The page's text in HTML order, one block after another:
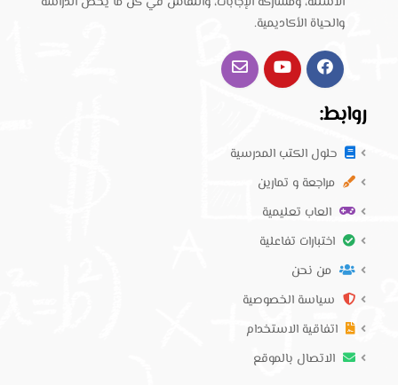
والحياة الأكاديمية.
روابط:
حلول الكتب المدرسية
مراجعة و تمارين
العاب تعليمية
اختبارات تفاعلية
من نحن
سياسة الخصوصية
اتفاقية الاستخدام
الاتصال بالموقع